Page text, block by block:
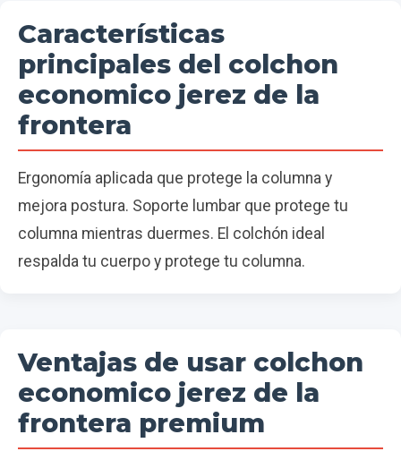
Características
principales del colchon
economico jerez de la
frontera
Ergonomía aplicada que protege la columna y
mejora postura. Soporte lumbar que protege tu
columna mientras duermes. El colchón ideal
respalda tu cuerpo y protege tu columna.
Ventajas de usar colchon
economico jerez de la
frontera premium